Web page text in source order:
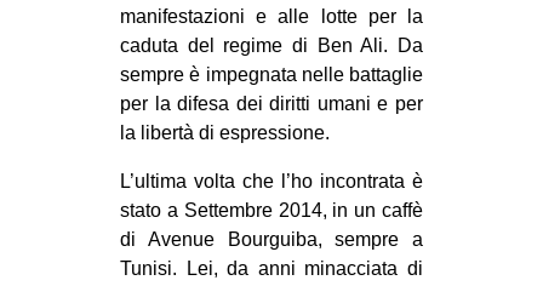
AMERICHE
ESTREMO ORIENTE
EUROPA
MEDIO ORIENTE
MONDO
EVENTI
manifestazioni e alle lotte per la
caduta del regime di Ben Ali. Da
sempre è impegnata nelle battaglie
per la difesa dei diritti umani e per
la libertà di espressione.
L’ultima volta che l’ho incontrata è
stato a Settembre 2014, in un caffè
di Avenue Bourguiba, sempre a
Tunisi. Lei, da anni minacciata di